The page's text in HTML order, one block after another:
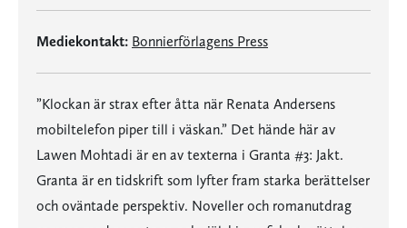
Mediekontakt: Bonnierförlagens Press
”Klockan är strax efter åtta när Renata Andersens
mobiltelefon piper till i väskan.” Det hände här av
Lawen Mohtadi är en av texterna i Granta #3: Jakt.
Granta är en tidskrift som lyfter fram starka berättelser
och oväntade perspektiv. Noveller och romanutdrag